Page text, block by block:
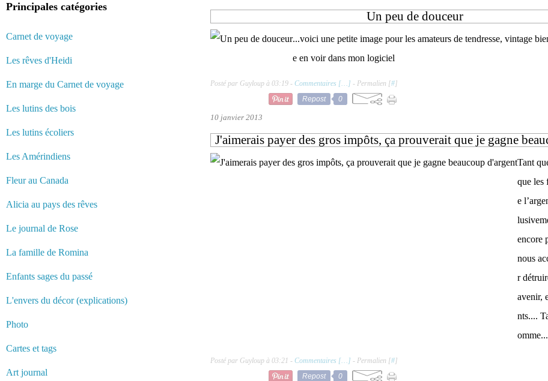
Principales catégories
Carnet de voyage
Les rêves d'Heidi
En marge du Carnet de voyage
Les lutins des bois
Les lutins écoliers
Les Amérindiens
Fleur au Canada
Alicia au pays des rêves
Le journal de Rose
La famille de Romina
Enfants sages du passé
L'envers du décor (explications)
Photo
Cartes et tags
Art journal
Un peu de douceur
...voici une petite image pour les amateurs de tendresse, vintage
e en voir dans mon logiciel
Posté par Guyloup à 03:19 - Commentaires [… ] - Permalien [#]
Repost
0
10 janvier 2013
J'aimerais payer des gros impôts, ça prouverait que je gagne
Tant
que les
e
encore
nous
r
avenir,
nts....
omme...
Posté par Guyloup à 03:21 - Commentaires [… ] - Permalien [#]
Repost
0